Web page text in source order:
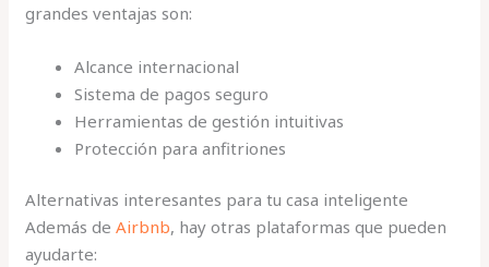
grandes ventajas son:
Alcance internacional
Sistema de pagos seguro
Herramientas de gestión intuitivas
Protección para anfitriones
Alternativas interesantes para tu casa inteligente
Además deAirbnb, hay otras plataformas que pueden
ayudarte: